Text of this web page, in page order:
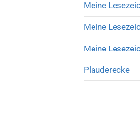
Meine
Meine
Meine
Plauderecke